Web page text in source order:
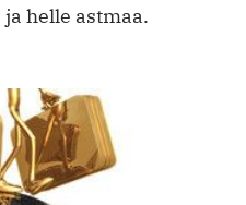
helle astmaa.